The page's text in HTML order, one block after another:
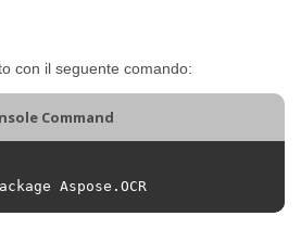
con il seguente comando:
Command
Aspose . OCR